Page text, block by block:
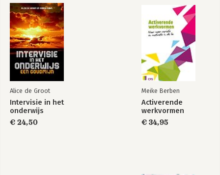
Alice de Groot
Intervisie in het
onderwijs
€ 24,50
Meike Berben
Activerende
werkvormen
€ 34,95